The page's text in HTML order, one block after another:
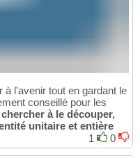
l'avenir tout en gardant le
conseillé pour les
à le découper,
unitaire et entière
1
0